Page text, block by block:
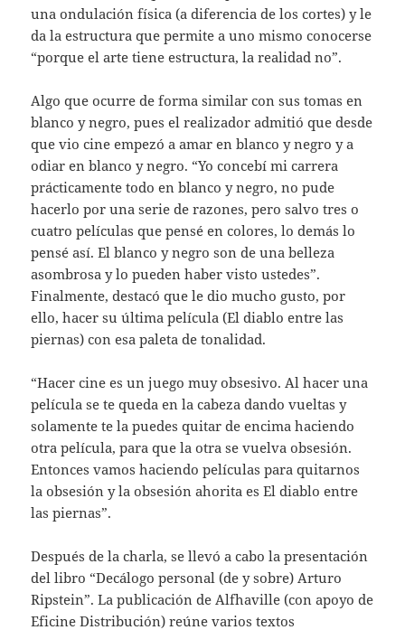
una ondulación física (a diferencia de los cortes) y le
da la estructura que permite a uno mismo conocerse
“porque el arte tiene estructura, la realidad no”.
Algo que ocurre de forma similar con sus tomas en
blanco y negro, pues el realizador admitió que desde
que vio cine empezó a amar en blanco y negro y a
odiar en blanco y negro. “Yo concebí mi carrera
prácticamente todo en blanco y negro, no pude
hacerlo por una serie de razones, pero salvo tres o
cuatro películas que pensé en colores, lo demás lo
pensé así. El blanco y negro son de una belleza
asombrosa y lo pueden haber visto ustedes”.
Finalmente, destacó que le dio mucho gusto, por
ello, hacer su última película (El diablo entre las
piernas) con esa paleta de tonalidad.
“Hacer cine es un juego muy obsesivo. Al hacer una
película se te queda en la cabeza dando vueltas y
solamente te la puedes quitar de encima haciendo
otra película, para que la otra se vuelva obsesión.
Entonces vamos haciendo películas para quitarnos
la obsesión y la obsesión ahorita es El diablo entre
las piernas”.
Después de la charla, se llevó a cabo la presentación
del libro “Decálogo personal (de y sobre) Arturo
Ripstein”. La publicación de Alfhaville (con apoyo de
Eficine Distribución) reúne varios textos